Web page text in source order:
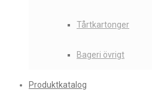
Tårtkartonger
Bageri övrigt
Produktkatalog